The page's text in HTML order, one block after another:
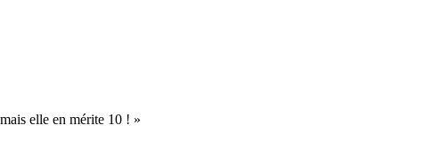
elle en mérite 10 ! »